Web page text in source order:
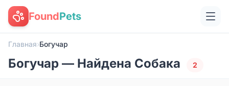
FoundPets
Главная›Богучар
Богучар — Найдена Собака 2